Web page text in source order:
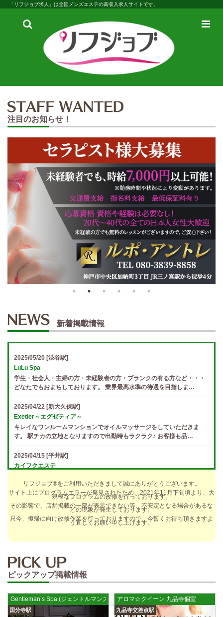
「リフジョブ求人」は全国メンズエステの高収入求人サイトです。
検
メ
注目のお知らせ！
新着掲載情報
2025/05/20 [渋谷駅]
LuLu Spa
学生・社会人・主婦の方・未経験者の方・ブランクの有る方など・・・
どなたでもおまちしております。 業界最高水準の待遇を目指しま…
2025/04/22 [新大久保駅]
Exetier～エグゼティア～
キレイなワンルームマンションでオイルマッサージをしていただきま
す。 駅チカの立地となりますので出勤時もラクラク♪ お客様も品…
2025/04/15 [平井駅]
カイフクエステ
り♪ 日給5万円以上可！人によっては10万円も★ 全額日払い＆…
2025/04/14
[小倉駅]
The Ritz cache (ザ リッツ カシェ)
歩合率・RANK昇格制度 給与保証・アリバイ対策・送迎など、 快適なお
sirena (シレーナ) 春日井ルーム
制服あり、ノルマ、罰金なし 高額報酬が稼げるだけでなく、高待遇や手
厚い福利厚生を完備しております！ぜひご活用ください♪ 指名…
2025/04/12 [伏見駅]
sirena (シレーナ) 錦ルーム
リフジョブ®をご利用いただきまして誠にありがとうございます。
サイト上にプログラムエラーが発見されたため、2021年11月下旬頃より、大
規模なプログラムの改修を行っております。
その影響で、店舗掲載の一部が表示できない等、不安定となる場合があるな
どの現象が発生しております。
只今、復帰に向け改修作業を行っておりますので、今暫くお待ち頂きますよ
う宜しくお願い申し上げます。
ピックアップ掲載情報
Gentleman’s Spa (ジェントルマンズスパ) 国分寺ルーム
国分寺駅
アロマ☆クイーン 九品寺個室
九品寺交差点駅